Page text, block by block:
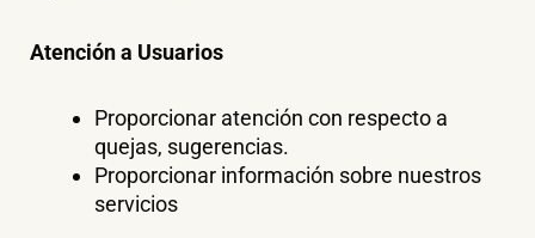
Atención a Usuarios
Proporcionar atención con respecto a
quejas, sugerencias.
Proporcionar información sobre nuestros
servicios